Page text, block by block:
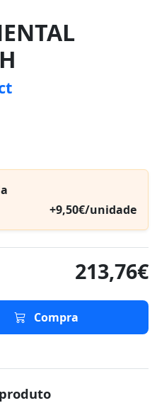
+9,50€/unidade
213,76€
Compra